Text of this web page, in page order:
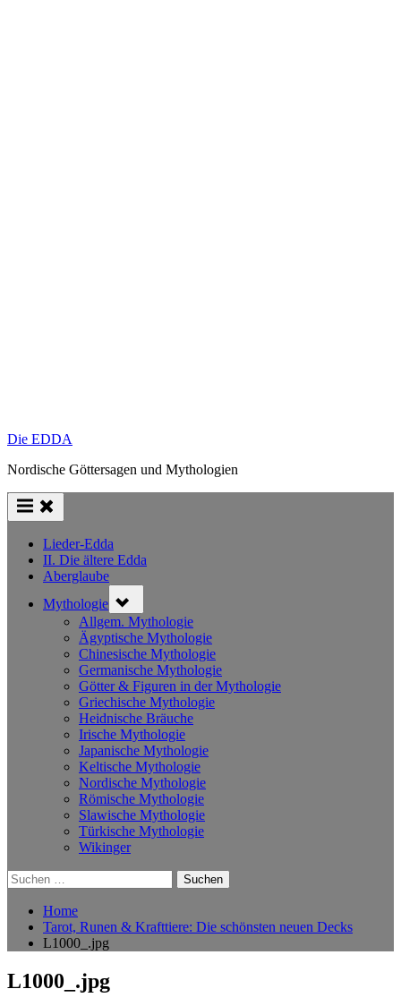
Die EDDA
Nordische Göttersagen und Mythologien
Lieder-Edda
II. Die ältere Edda
Aberglaube
Mythologie sub-
menu
Allgem. Mythologie
Ägyptische Mythologie
Chinesische Mythologie
Germanische Mythologie
Götter & Figuren in der Mythologie
Griechische Mythologie
Heidnische Bräuche
Irische Mythologie
Japanische Mythologie
Keltische Mythologie
Nordische Mythologie
Römische Mythologie
Slawische Mythologie
Türkische Mythologie
Wikinger
Suchen
nach:
Home
Tarot, Runen & Krafttiere: Die schönsten neuen Decks
L1000_.jpg
L1000_.jpg